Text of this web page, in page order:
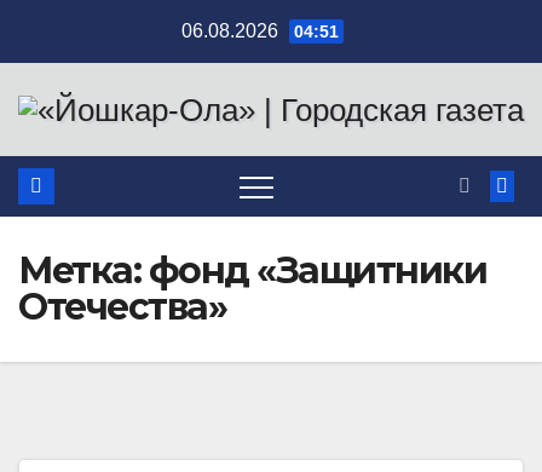
содержимому
06.08.2026 04:51
Метка:фонд «Защитники
Отечества»